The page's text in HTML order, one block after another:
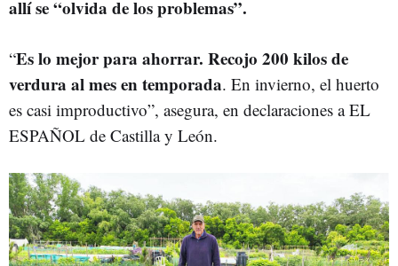
allí se “olvida de los problemas”.
“Es lo mejor para ahorrar. Recojo 200 kilos de
verdura al mes en temporada. En invierno, el huerto
es casi improductivo”, asegura, en declaraciones a EL
ESPAÑOL de Castilla y León.